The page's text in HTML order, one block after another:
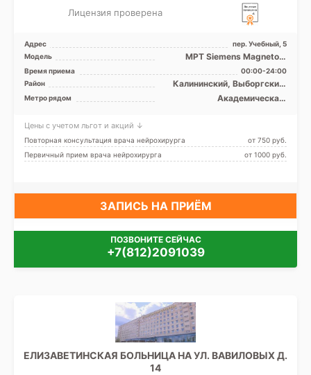
Лицензия проверена
Адрес
пер. Учебный, 5
Модель
МРТ Siemens Magnetom
Espree 1.5T закрытый тип, КТ
Siemens SOMATOM Defi ...
Время приема
00:00-24:00
Район
Калининский, Выборгский,
Кронштадтский, Курортный,
Приморский, Лен. область
Метро рядом
Академическая,
Политехническая, Проспект
Просвещения
Цены с учетом льгот и акций ↓
Повторная консультация врача нейрохирурга
от 750 pуб.
Первичный прием врача нейрохирурга
от 1000 pуб.
ЗАПИСЬ НА ПРИЁМ
ПОЗВОНИТЕ СЕЙЧАС
+7(812)2091039
ЕЛИЗАВЕТИНСКАЯ БОЛЬНИЦА НА УЛ. ВАВИЛОВЫХ Д.
14